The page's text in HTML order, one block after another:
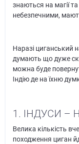
знаються на магії
небезпечними,
Наразі циганський
думають що дуже
можна буде
Індію де на їхню
1. ІНДУСИ –
Велика кількість
походження циган